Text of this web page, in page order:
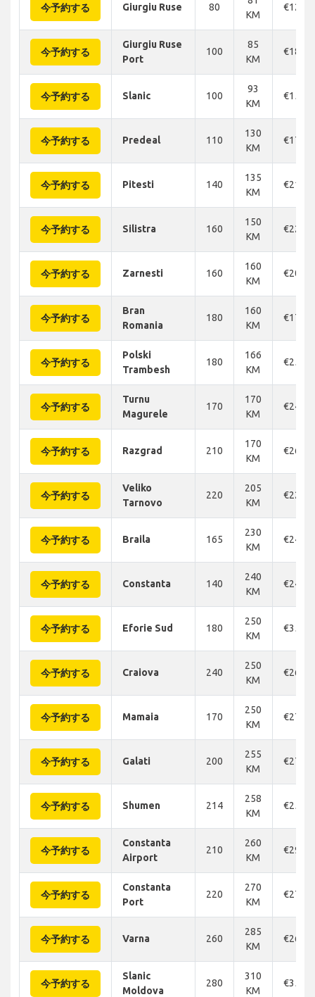
今予約する Giurgiu Ruse 80
KM
€125
今予約する
Giurgiu Ruse
Port
100
85
KM
€180
今予約する Slanic 100
93
KM
€153
今予約する Predeal 110
130
KM
€174
今予約する Pitesti 140
135
KM
€219
今予約する Silistra 160
150
KM
€222
今予約する Zarnesti 160
160
KM
€203
今予約する
Bran
Romania
180
160
KM
€178
今予約する
Polski
Trambesh
180
166
KM
€250
今予約する
Turnu
Magurele
170
170
KM
€248
今予約する Razgrad 210
170
KM
€264
今予約する
Veliko
Tarnovo
220
205
KM
€228
今予約する Braila 165
230
KM
€248
今予約する Constanta 140
240
KM
€246
今予約する Eforie Sud 180
250
KM
€358
今予約する Craiova 240
250
KM
€266
今予約する Mamaia 170
250
KM
€274
今予約する Galati 200
255
KM
€275
今予約する Shumen 214
258
KM
€258
今予約する
Constanta
Airport
210
260
KM
€290
今予約する
Constanta
Port
220
270
KM
€274
今予約する Varna 260
285
KM
€264
今予約する
Slanic
Moldova
280
310
KM
€352